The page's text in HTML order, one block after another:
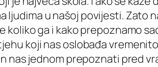
ljudima u našoj povijesti. Zato
koliko ga i kako prepoznamo
koji nas oslobađa
nas jednom prepoznati pred